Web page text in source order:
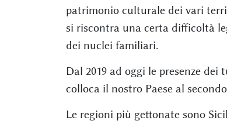
patrimonio culturale dei vari
si riscontra una certa difficoltà
dei nuclei familiari.
Dal 2019 ad oggi le presenze
colloca il nostro Paese al
Le regioni più gettonate sono